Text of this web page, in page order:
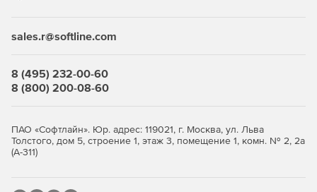
нужны, и не переплачивает за ненужные ему элементы
использовать.
Если необходимо обеспечить централизованное
управление защитой рабочих станций, требуется
лицензирование Центра управления Dr.Web Enterprise
sales.r@softline.com
8 (495) 232-00-60
8 (800) 200-08-60
ПАО «Софтлайн». Юр. адрес: 119021, г. Москва, ул. Льва
Толстого, дом 5, строение 1, этаж 3, помещение 1, комн. № 2, 2а
(А-311)